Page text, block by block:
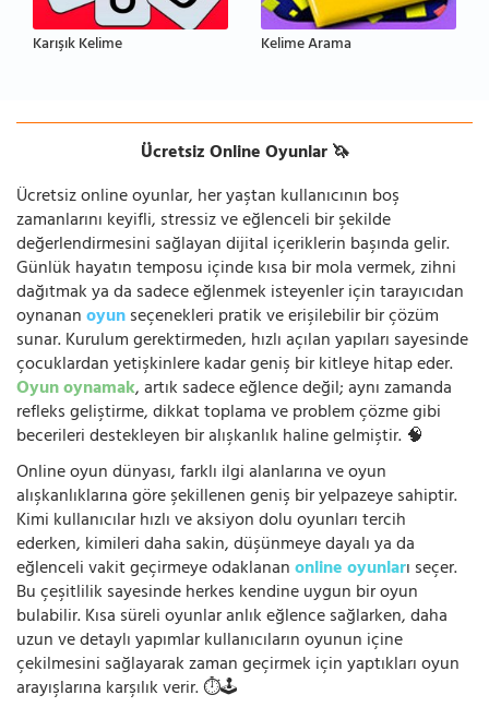
Karışık Kelime Kelime Arama
Ücretsiz Online Oyunlar 🦄
Ücretsiz online oyunlar, her yaştan kullanıcının boş
zamanlarını keyifli, stressiz ve eğlenceli bir şekilde
değerlendirmesini sağlayan dijital içeriklerin başında gelir.
Günlük hayatın temposu içinde kısa bir mola vermek, zihni
dağıtmak ya da sadece eğlenmek isteyenler için tarayıcıdan
oynananoyunseçenekleri pratik ve erişilebilir bir çözüm
sunar. Kurulum gerektirmeden, hızlı açılan yapıları sayesinde
çocuklardan yetişkinlere kadar geniş bir kitleye hitap eder.
Oyun oynamak, artık sadece eğlence değil; aynı zamanda
refleks geliştirme, dikkat toplama ve problem çözme gibi
becerileri destekleyen bir alışkanlık haline gelmiştir. 🧠
Online oyun dünyası, farklı ilgi alanlarına ve oyun
alışkanlıklarına göre şekillenen geniş bir yelpazeye sahiptir.
Kimi kullanıcılar hızlı ve aksiyon dolu oyunları tercih
ederken, kimileri daha sakin, düşünmeye dayalı ya da
eğlenceli vakit geçirmeye odaklananonline oyunları seçer.
Bu çeşitlilik sayesinde herkes kendine uygun bir oyun
bulabilir. Kısa süreli oyunlar anlık eğlence sağlarken, daha
uzun ve detaylı yapımlar kullanıcıların oyunun içine
çekilmesini sağlayarak zaman geçirmek için yaptıkları oyun
arayışlarına karşılık verir. ⏱️🕹️